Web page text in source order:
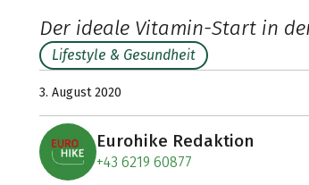
Der ideale Vitamin-Start in
Lifestyle & Gesundheit
3. August 2020
Eurohike Redaktion
+43 6219 60877